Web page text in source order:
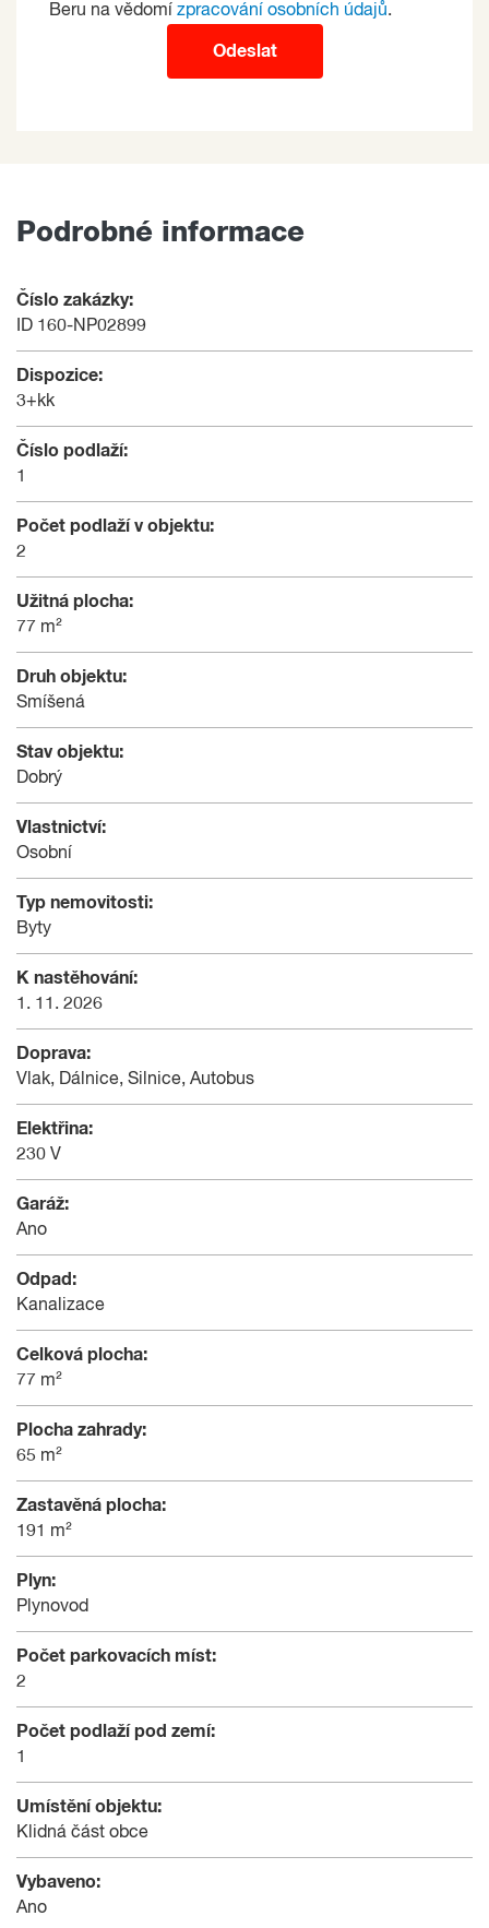
Beru na vědomí zpracování osobních údajů.
Odeslat
Podrobné informace
Číslo zakázky:
ID 160-NP02899
Dispozice:
3+kk
Číslo podlaží:
1
Počet podlaží v objektu:
2
Užitná plocha:
77 m²
Druh objektu:
Smíšená
Stav objektu:
Dobrý
Vlastnictví:
Osobní
Typ nemovitosti:
Byty
K nastěhování:
1. 11. 2026
Doprava:
Vlak, Dálnice, Silnice, Autobus
Elektřina:
230 V
Garáž:
Ano
Odpad:
Kanalizace
Celková plocha:
77 m²
Plocha zahrady:
65 m²
Zastavěná plocha:
191 m²
Plyn:
Plynovod
Počet parkovacích míst:
2
Počet podlaží pod zemí:
1
Umístění objektu:
Klidná část obce
Vybaveno:
Ano